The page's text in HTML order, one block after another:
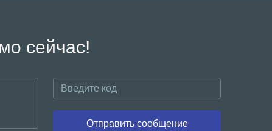
сейчас!
Отправить сообщение